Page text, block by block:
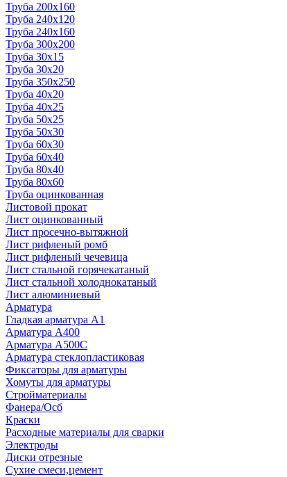
Труба 200x160
Труба 240x120
Труба 240x160
Труба 300x200
Труба 30x15
Труба 30x20
Труба 350x250
Труба 40x20
Труба 40x25
Труба 50x25
Труба 50x30
Труба 60x30
Труба 60x40
Труба 80x40
Труба 80x60
Труба оцинкованная
Листовой прокат
Лист оцинкованный
Лист просечно-вытяжной
Лист рифленый ромб
Лист рифленый чечевица
Лист стальной горячекатаный
Лист стальной холоднокатаный
Лист алюминиевый
Арматура
Гладкая арматура А1
Арматура А400
Арматура A500C
Арматура стеклопластиковая
Фиксаторы для арматуры
Хомуты для арматуры
Стройматериалы
Фанера/Осб
Краски
Расходные материалы для сварки
Электроды
Диски отрезные
Сухие смеси,цемент